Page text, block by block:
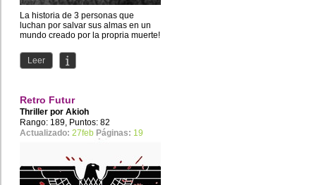
La historia de 3 personas que
luchan por salvar sus almas en un
mundo creado por la propria muerte!
Leer
Retro Futur
Thriller por Akioh
Rango: 189, Puntos: 82
Actualizado: 27feb Páginas: 19